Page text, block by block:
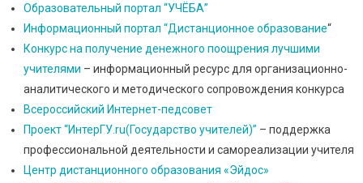
Образовательный портал “УЧЁБА”
Информационный портал “Дистанционное образование“
Конкурс на получение денежного поощрения лучшими
учителями – информационный ресурс для организационно-
аналитического и методического сопровождения конкурса
Всероссийский Интернет-педсовет
Проект “ИнтерГУ.ru(Государство учителей)” – поддержка
профессиональной деятельности и самореализации учителя
Центр дистанционного образования «Эйдос»